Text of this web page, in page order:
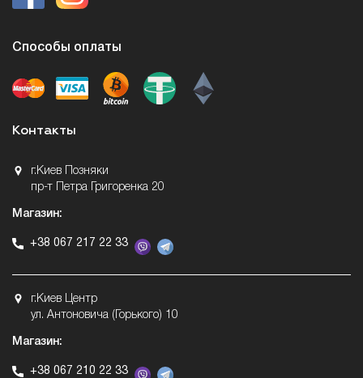
Способы оплаты
Контакты
г.Киев Позняки
пр-т Петра Григоренка 20
Магазин:
+38 067 217 22 33
г.Киев Центр
ул. Антоновича (Горького) 10
Магазин:
+38 067 210 22 33